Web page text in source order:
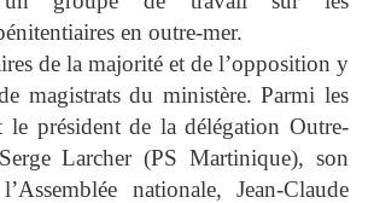
en outre-mer.
de la majorité et de l’opposition y
magistrats du ministère. Parmi les
le président de la délégation Outre-
Larcher (PS Martinique), son
nationale, Jean-Claude